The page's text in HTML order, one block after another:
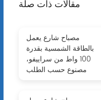
مقالات ذات صلة
مصباح شارع يعمل
بالطاقة الشمسية بقدرة
100 واط من سراييفو،
مصنوع حسب الطلب